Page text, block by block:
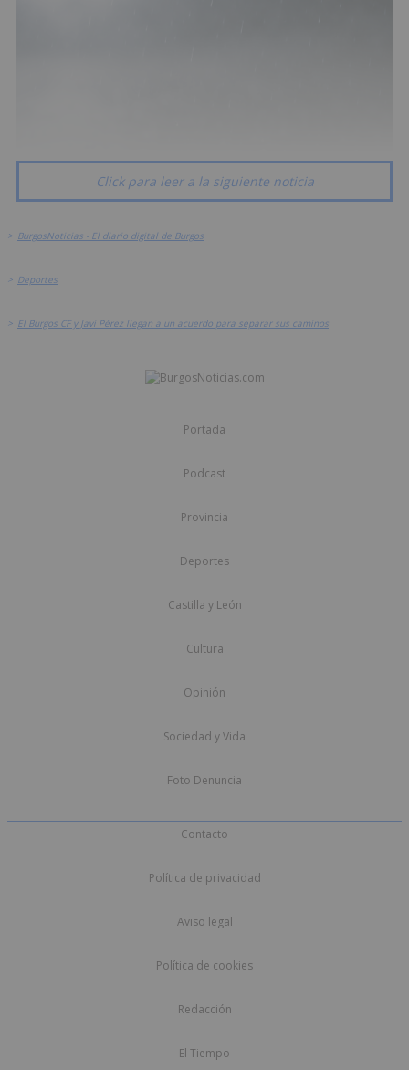
Click para leer a la siguiente noticia
> BurgosNoticias - El diario digital de Burgos
> Deportes
> El Burgos CF y Javi Pérez llegan a un acuerdo para separar sus caminos
Portada
Podcast
Provincia
Deportes
Castilla y León
Cultura
Opinión
Sociedad y Vida
Foto Denuncia
Contacto
Política de privacidad
Aviso legal
Política de cookies
Redacción
El Tiempo